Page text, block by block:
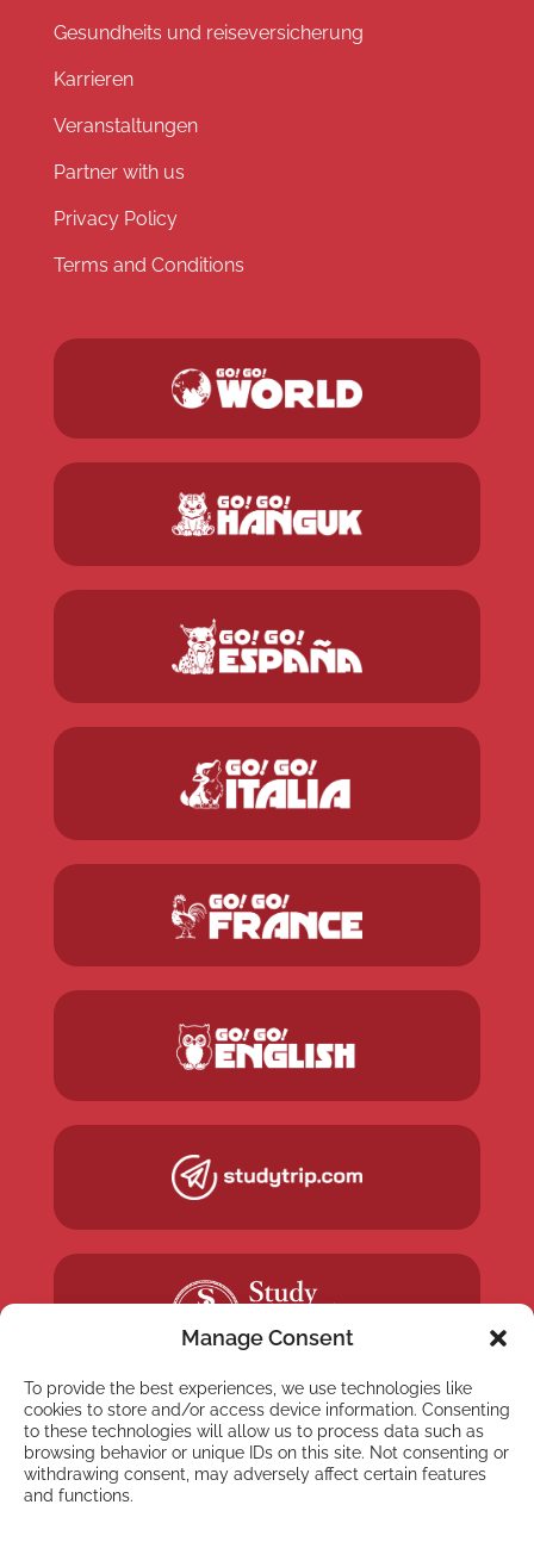
Manage Consent
To provide the best experiences, we use technologies like
cookies to store and/or access device information. Consenting
to these technologies will allow us to process data such as
browsing behavior or unique IDs on this site. Not consenting or
withdrawing consent, may adversely affect certain features
and functions.
Gesundheits und reiseversicherung
Karrieren
Veranstaltungen
Partner with us
Privacy Policy
Terms and Conditions